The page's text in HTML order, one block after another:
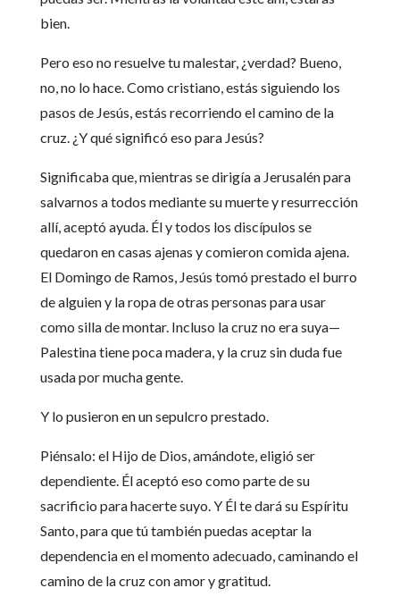
bien.
Pero eso no resuelve tu malestar, ¿verdad? Bueno,
no, no lo hace. Como cristiano, estás siguiendo los
pasos de Jesús, estás recorriendo el camino de la
cruz. ¿Y qué significó eso para Jesús?
Significaba que, mientras se dirigía a Jerusalén para
salvarnos a todos mediante su muerte y resurrección
allí, aceptó ayuda. Él y todos los discípulos se
quedaron en casas ajenas y comieron comida ajena.
El Domingo de Ramos, Jesús tomó prestado el burro
de alguien y la ropa de otras personas para usar
como silla de montar. Incluso la cruz no era suya—
Palestina tiene poca madera, y la cruz sin duda fue
usada por mucha gente.
Y lo pusieron en un sepulcro prestado.
Piénsalo: el Hijo de Dios, amándote, eligió ser
dependiente. Él aceptó eso como parte de su
sacrificio para hacerte suyo. Y Él te dará su Espíritu
Santo, para que tú también puedas aceptar la
dependencia en el momento adecuado, caminando el
camino de la cruz con amor y gratitud.